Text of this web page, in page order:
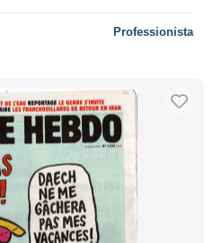
Professionista